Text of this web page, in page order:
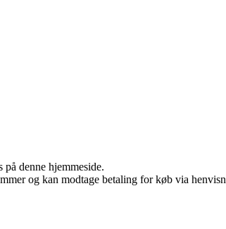
denne hjemmeside.
og kan modtage betaling for køb via